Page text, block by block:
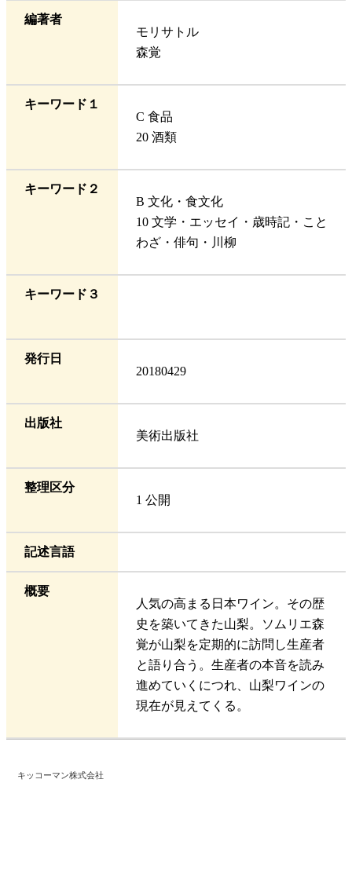
編著者
モリサトル
森覚
キーワード１
C 食品
20 酒類
キーワード２
B 文化・食文化
10 文学・エッセイ・歳時記・こと
わざ・俳句・川柳
キーワード３
発行日
20180429
出版社
美術出版社
整理区分
1 公開
記述言語
概要
人気の高まる日本ワイン。その歴
史を築いてきた山梨。ソムリエ森
覚が山梨を定期的に訪問し生産者
と語り合う。生産者の本音を読み
進めていくにつれ、山梨ワインの
現在が見えてくる。
キッコーマン株式会社